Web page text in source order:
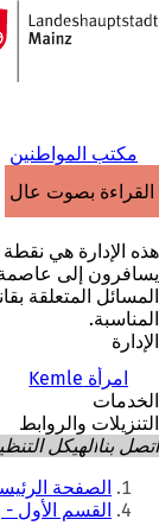
الانتقال إلى
إلى
الصفحة
مكتب المواطنين
القراءة بصوت عالٍ
هذه الإدارة هي
يسافرون إلى عاصمة
المسائل المتعلقة
المناسبة.
الإدارة
امرأة Kemle
الخدمات
التنزيلات والروابط
اتصل بناالهيكل
أنت
هنا
الصفحة
القسم الأول -